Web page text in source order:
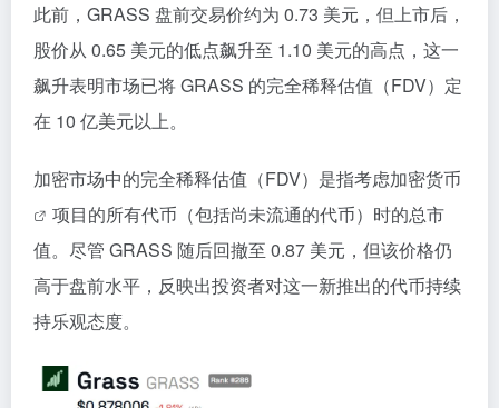
此前，GRASS 盘前交易价约为 0.73 美元，但上市后，
股价从 0.65 美元的低点飙升至 1.10 美元的高点，这一
飙升表明市场已将 GRASS 的完全稀释估值（FDV）定
在 10 亿美元以上。
加密市场中的完全稀释估值（FDV）是指考虑加密货币
项目的所有代币（包括尚未流通的代币）时的总市
值。尽管 GRASS 随后回撤至 0.87 美元，但该价格仍
高于盘前水平，反映出投资者对这一新推出的代币持续
持乐观态度。